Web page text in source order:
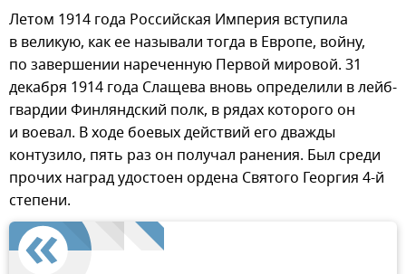
Летом 1914 года Российская Империя вступила
в великую, как ее называли тогда в Европе, войну,
по завершении нареченную Первой мировой. 31
декабря 1914 года Слащева вновь определили в лейб-
гвардии Финляндский полк, в рядах которого он
и воевал. В ходе боевых действий его дважды
контузило, пять раз он получал ранения. Был среди
прочих наград удостоен ордена Святого Георгия 4-й
степени.